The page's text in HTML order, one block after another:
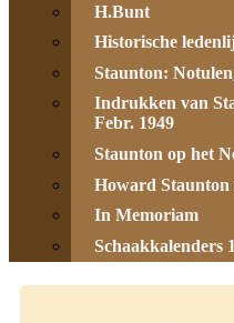
H.Bunt
Historische
Staunton:
Indrukken van
Febr. 1949
Staunton op het
Howard Staunton
In Memoriam
Schaakkalenders